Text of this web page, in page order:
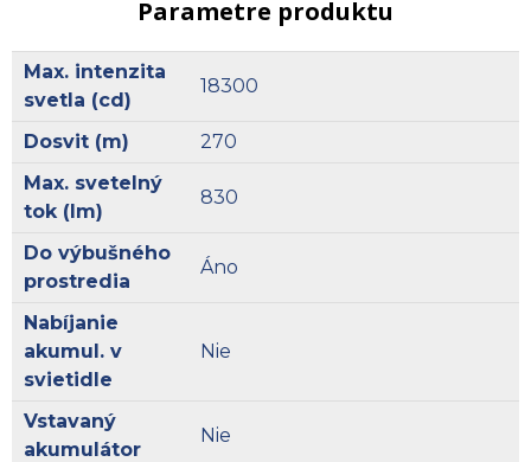
Parametre produktu
Max. intenzita
svetla (cd)
18300
Dosvit (m)
270
Max. svetelný
tok (lm)
830
Do výbušného
prostredia
Áno
Nabíjanie
akumul. v
svietidle
Nie
Vstavaný
akumulátor
Nie